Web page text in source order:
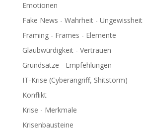
Emotionen
Fake News - Wahrheit - Ungewissheit
Framing - Frames - Elemente
Glaubwürdigkeit - Vertrauen
Grundsätze - Empfehlungen
IT-Krise (Cyberangriff, Shitstorm)
Konflikt
Krise - Merkmale
Krisenbausteine